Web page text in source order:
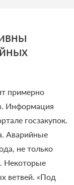
примерно
Информация
госзакупок.
Аварийные
не только
Некоторые
ветвей. «Под